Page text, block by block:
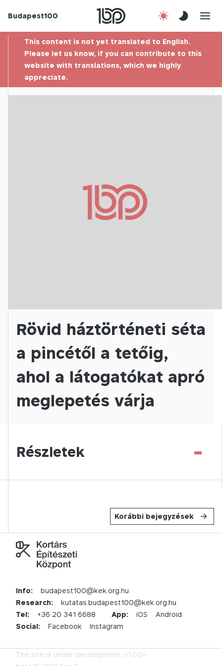
Budapest100
Contact
This content is not yet translated to English.
Please let us know, if you can contribute to this
website with translations, which we highly
appreciate.
Rövid háztörténeti séta
a pincétől a tetőig,
ahol a látogatókat apró
meglepetés várja
Részletek -
Korábbi bejegyzések
Info:
budapest100@kek.org.hu
Research:
kutatas.budapest100@kek.org.hu
Tel:
+36 20 341 6688 App: iOS
Android
Social:
Facebook Instagram
The site is under development. v1.0.0-